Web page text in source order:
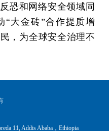
恐和网络安全领域同
“大金砖”合作提质增
，为全球安全治理不
11, Addis Ababa，Ethiopia